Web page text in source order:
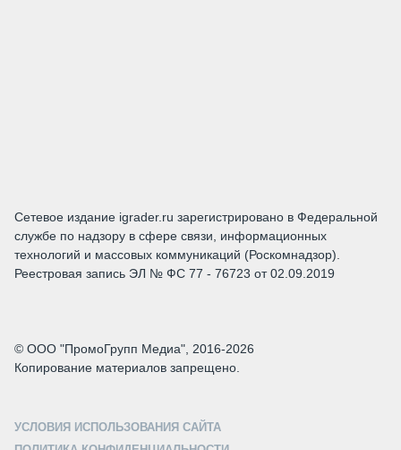
Сетевое издание igrader.ru зарегистрировано в Федеральной
службе по надзору в сфере связи, информационных
технологий и массовых коммуникаций (Роскомнадзор).
Реестровая запись ЭЛ № ФС 77 - 76723 от 02.09.2019
© ООО "ПромоГрупп Медиа", 2016-2026
Копирование материалов запрещено.
УСЛОВИЯ ИСПОЛЬЗОВАНИЯ САЙТА